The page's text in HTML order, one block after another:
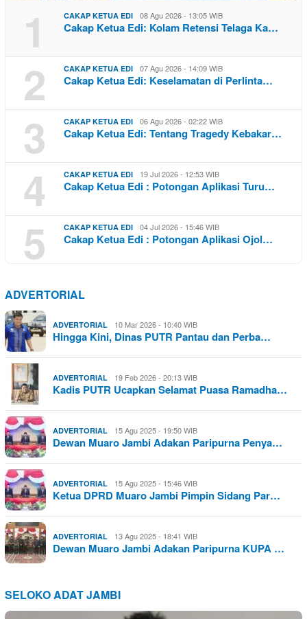
1 CAKAP KETUA EDI 08 Agu 2026 - 13:05 WIB
Cakap Ketua Edi: Kolam Retensi Telaga Ka…
2 CAKAP KETUA EDI 07 Agu 2026 - 14:09 WIB
Cakap Ketua Edi: Keselamatan di Perlinta…
3 CAKAP KETUA EDI 06 Agu 2026 - 02:22 WIB
Cakap Ketua Edi: Tentang Tragedy Kebakar…
4 CAKAP KETUA EDI 19 Jul 2026 - 12:53 WIB
Cakap Ketua Edi : Potongan Aplikasi Turu…
5 CAKAP KETUA EDI 04 Jul 2026 - 15:46 WIB
Cakap Ketua Edi : Potongan Aplikasi Ojol…
ADVERTORIAL
ADVERTORIAL 10 Mar 2026 - 10:40 WIB
Hingga Kini, Dinas PUTR Pantau dan Perba…
ADVERTORIAL 19 Feb 2026 - 20:13 WIB
Kadis PUTR Ucapkan Selamat Puasa Ramadha…
ADVERTORIAL 15 Agu 2025 - 19:50 WIB
Dewan Muaro Jambi Adakan Paripurna Penya…
ADVERTORIAL 15 Agu 2025 - 15:46 WIB
Ketua DPRD Muaro Jambi Pimpin Sidang Par…
ADVERTORIAL 13 Agu 2025 - 18:41 WIB
Dewan Muaro Jambi Adakan Paripurna KUPA …
SELOKO ADAT JAMBI